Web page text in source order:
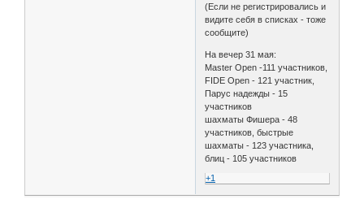
(Если не регистрировались и
видите себя в списках - тоже
сообщите)
На вечер 31 мая:
Master Open -111 участников,
FIDE Open - 121 участник,
Парус надежды - 15
участников
шахматы Фишера - 48
участников, быстрые
шахматы - 123 участника,
блиц - 105 участников
+1